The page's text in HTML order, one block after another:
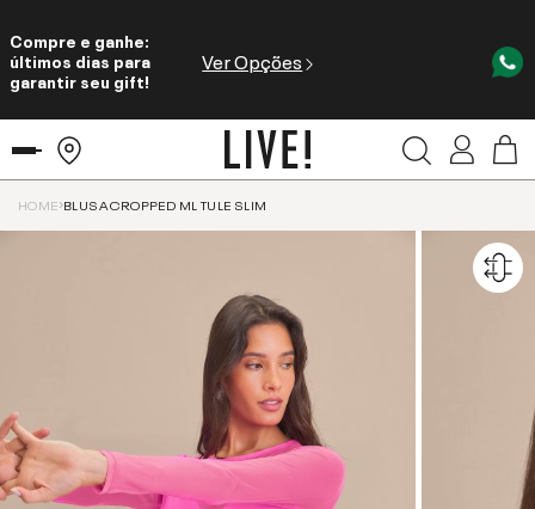
Compre e ganhe:
últimos dias para
garantir seu gift!
Ver Opções
HOME BLUSA CROPPED ML TULE SLIM